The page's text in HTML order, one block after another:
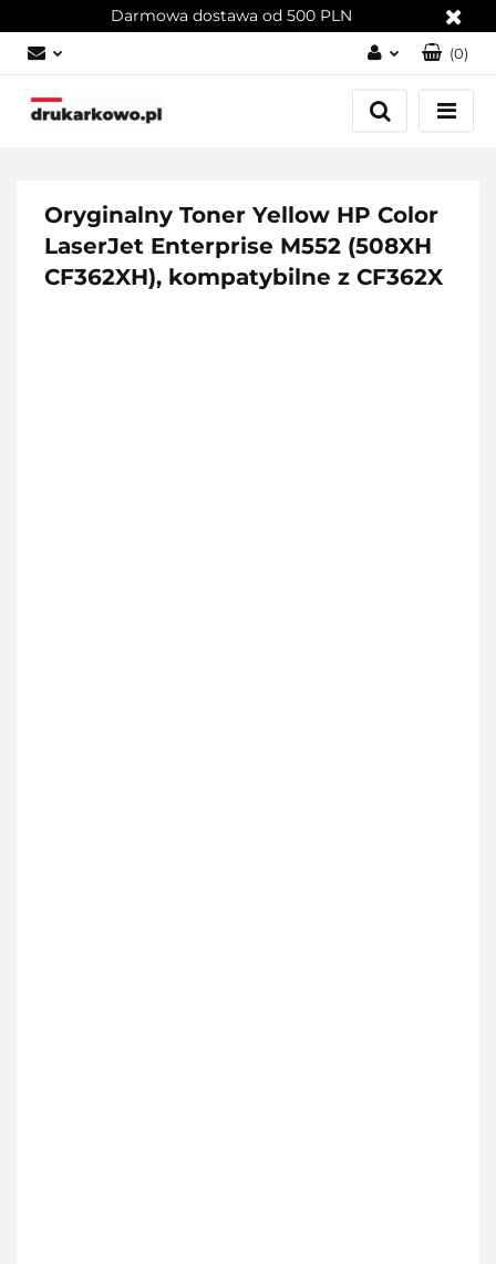
Darmowa dostawa od 500 PLN
Zaloguj się
Załóż konto
(0)
Oryginalny Toner Yellow HP Color
LaserJet Enterprise M552 (508XH
CF362XH), kompatybilne z CF362X